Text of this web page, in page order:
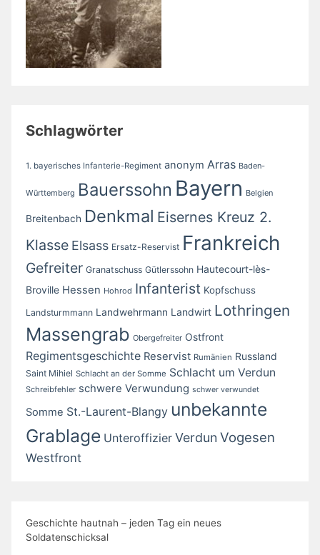
Schlagwörter
1. bayerisches Infanterie-Regiment anonym Arras Baden-
Württemberg Bauerssohn Bayern Belgien
Breitenbach Denkmal Eisernes Kreuz 2.
Klasse Elsass Ersatz-Reservist Frankreich
Gefreiter Granatschuss Gütlerssohn Hautecourt-lès-
Broville Hessen Hohrod Infanterist Kopfschuss
Landsturmmann Landwehrmann Landwirt Lothringen
Massengrab Obergefreiter Ostfront
Regimentsgeschichte Reservist Rumänien Russland
Saint Mihiel Schlacht an der Somme Schlacht um Verdun
Schreibfehler schwere Verwundung schwer verwundet
Somme St.-Laurent-Blangy unbekannte
Grablage Unteroffizier Verdun Vogesen
Westfront
Geschichte hautnah – jeden Tag ein neues
Soldatenschicksal